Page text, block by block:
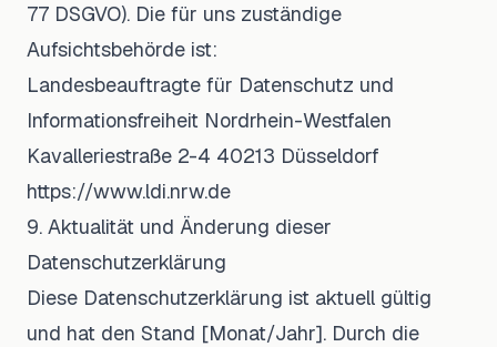
77 DSGVO). Die für uns zuständige
Aufsichtsbehörde ist:
Landesbeauftragte für Datenschutz und
Informationsfreiheit Nordrhein-Westfalen
Kavalleriestraße 2-4 40213 Düsseldorf
https://www.ldi.nrw.de
9. Aktualität und Änderung dieser
Datenschutzerklärung
Diese Datenschutzerklärung ist aktuell gültig
und hat den Stand [Monat/Jahr]. Durch die